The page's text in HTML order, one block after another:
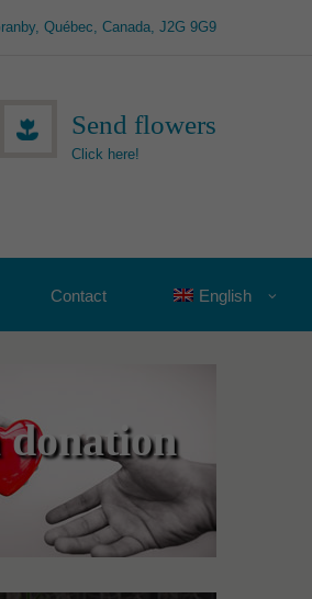
Québec, Canada, J2G 9G9
Send flowers
Click here!
Contact English
donation